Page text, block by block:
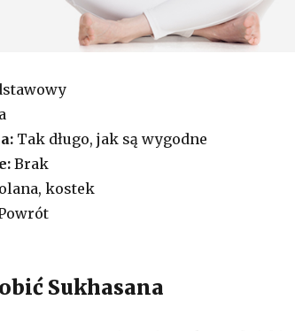
Tak długo, jak są wygodne
Brak
kostek
Sukhasana